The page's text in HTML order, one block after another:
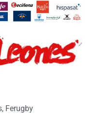
, Ferugby